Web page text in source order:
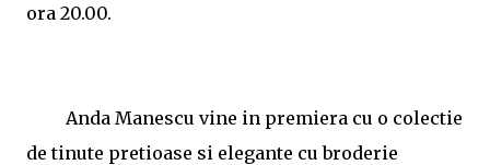
ora 20.00.
Anda Manescu vine in premiera cu o colectie
de tinute pretioase si elegante cu broderie